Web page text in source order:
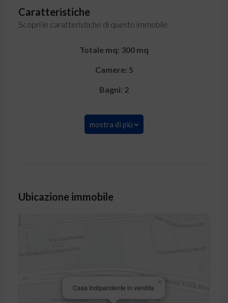
Caratteristiche
Scopri le caratteristiche di questo immobile
Totale mq: 300 mq
Camere: 5
Bagni: 2
mostra di più
Ubicazione immobile
Casa Indipendente in vendita